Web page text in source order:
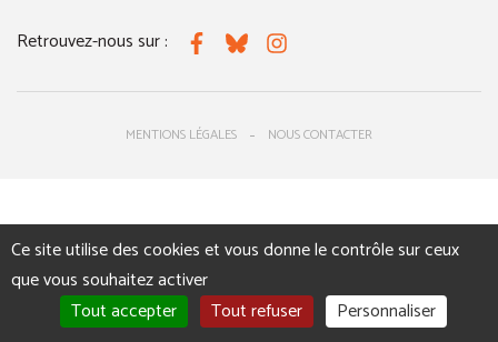
Retrouvez-nous sur : FacebookBlueskyInstagram
MENTIONS LÉGALES NOUS CONTACTER
Ce site utilise des cookies et vous donne le contrôle sur ceux
que vous souhaitez activer
Tout accepter
Tout refuser Personnaliser